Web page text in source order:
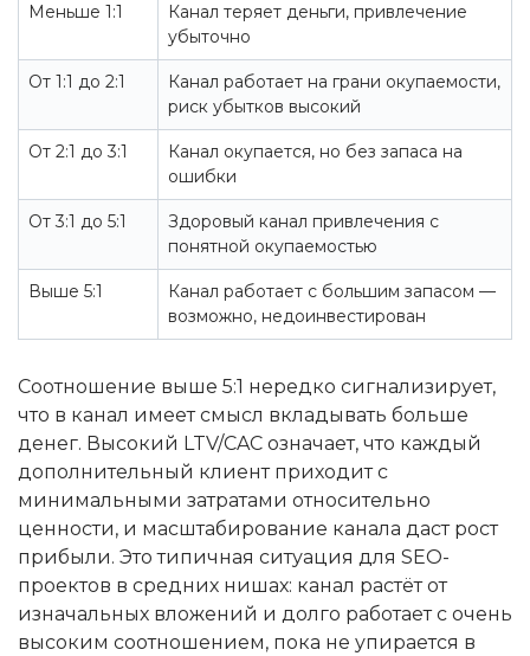
Меньше 1:1
Канал теряет деньги, привлечение
убыточно
От 1:1 до 2:1
Канал работает на грани окупаемости,
риск убытков высокий
От 2:1 до 3:1
Канал окупается, но без запаса на
ошибки
От 3:1 до 5:1
Здоровый канал привлечения с
понятной окупаемостью
Выше 5:1
Канал работает с большим запасом —
возможно, недоинвестирован
Соотношение выше 5:1 нередко сигнализирует,
что в канал имеет смысл вкладывать больше
денег. Высокий LTV/CAC означает, что каждый
дополнительный клиент приходит с
минимальными затратами относительно
ценности, и масштабирование канала даст рост
прибыли. Это типичная ситуация для SEO-
проектов в средних нишах: канал растёт от
изначальных вложений и долго работает с очень
высоким соотношением, пока не упирается в